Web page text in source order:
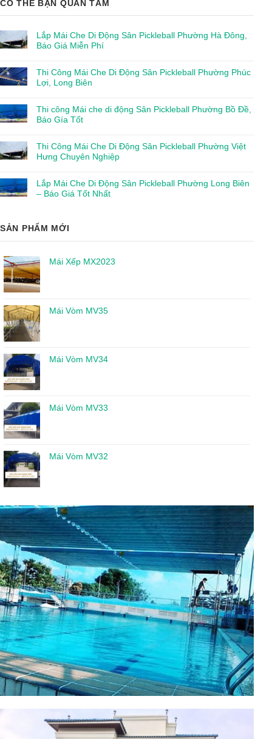
CÓ THỂ BẠN QUAN TÂM
Lắp Mái Che Di Động Sân Pickleball Phường Hà Đông,
Báo Giá Miễn Phí
Thi Công Mái Che Di Động Sân Pickleball Phường Phúc
Lợi, Long Biên
Thi công Mái che di động Sân Pickleball Phường Bồ Đề,
Báo Gía Tốt
Thi Công Mái Che Di Động Sân Pickleball Phường Việt
Hưng Chuyên Nghiệp
Lắp Mái Che Di Động Sân Pickleball Phường Long Biên
– Báo Giá Tốt Nhất
SẢN PHẨM MỚI
Mái Xếp MX2023
Mái Vòm MV35
Mái Vòm MV34
Mái Vòm MV33
Mái Vòm MV32